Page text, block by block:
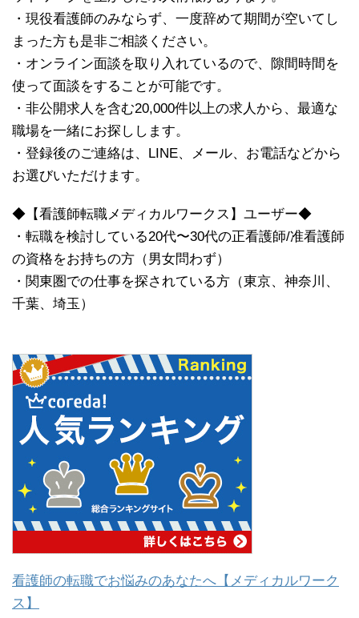
・現役看護師のみならず、一度辞めて期間が空いてし
まった方も是非ご相談ください。
・オンライン面談を取り入れているので、隙間時間を
使って面談をすることが可能です。
・非公開求人を含む20,000件以上の求人から、最適な
職場を一緒にお探しします。
・登録後のご連絡は、LINE、メール、お電話などから
お選びいただけます。
◆【看護師転職メディカルワークス】ユーザー◆
・転職を検討している20代〜30代の正看護師/准看護師
の資格をお持ちの方（男女問わず）
・関東圏での仕事を探されている方（東京、神奈川、
千葉、埼玉）
看護師の転職でお悩みのあなたへ【メディカルワーク
ス】